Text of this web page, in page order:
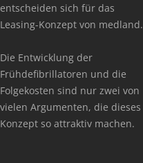
entscheiden sich für das
Leasing-Konzept von medland.
Die Entwicklung der
Frühdefibrillatoren und die
Folgekosten sind nur zwei von
vielen Argumenten, die dieses
Konzept so attraktiv machen.